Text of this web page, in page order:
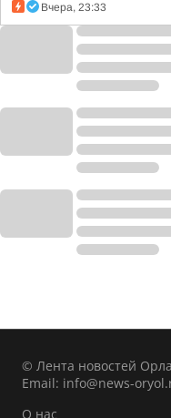
Вчера, 23:33
© Лента новостей Орла
Email: info@news-
О нас